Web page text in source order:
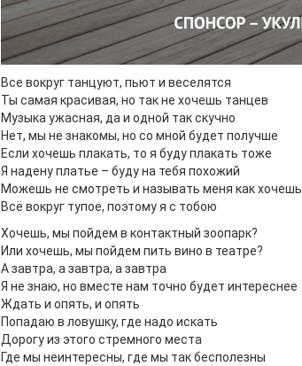
Все вокруг танцуют, пьют и веселятся
Ты самая красивая, но так не хочешь танцев
Музыка ужасная, да и одной так скучно
Нет, мы не знакомы, но со мной будет получше
Если хочешь плакать, то я буду плакать тоже
Я надену платье – буду на тебя похожий
Можешь не смотреть и называть меня как хочешь
Всё вокруг тупое, поэтому я с тобою
Хочешь, мы пойдем в контактный зоопарк?
Или хочешь, мы пойдем пить вино в театре?
А завтра, а завтра, а завтра
Я не знаю, но вместе нам точно будет интереснее
Ждать и опять, и опять
Попадаю в ловушку, где надо искать
Дорогу из этого стремного места
Где мы неинтересны, где мы так бесполезны